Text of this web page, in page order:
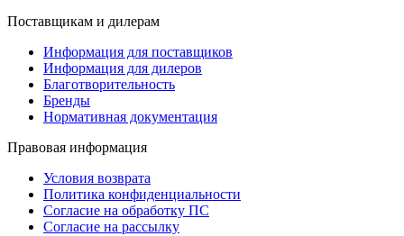
Поставщикам и дилерам
Информация для поставщиков
Информация для дилеров
Благотворительность
Бренды
Нормативная документация
Правовая информация
Условия возврата
Политика конфиденциальности
Согласие на обработку ПС
Согласие на рассылку